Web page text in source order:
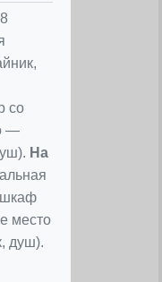
со
—
На
шкаф
место
душ).